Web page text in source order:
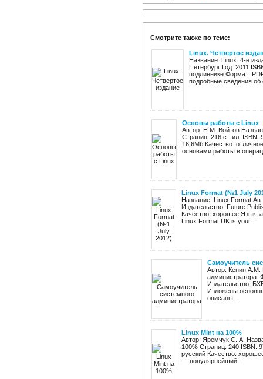
Смотрите также по теме:
Linux. Четвертое
Название: Linux. 4-е
Петербург Год: 2011
подлиннике Формат:
подробные сведения об
Основы работы с Linux
Автор: Н.М. Войтов
Страниц: 216 с.: ил. ISBN:
16,6Мб Качество:
основами работы в
Linux Format (№1 July
Название: Linux Format
Издательство: Future
Качество: хорошее Язык:
Linux Format UK is your ...
Самоучитель
Автор: Кенин А.М.
администратора.
Издательство:
Изложены
описаны ...
Linux Mint на 100%
Автор: Яремчук С. А.
100% Страниц: 240 ISBN:
русский Качество:
— популярнейший ...